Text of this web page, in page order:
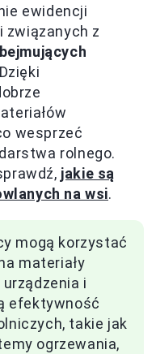
ewidencji
związanych z
wesprzeć
rolnego.
jakie są
na wsi.
mogą korzystać
materiały
i
efektywność
takie jak
ogrzewania,